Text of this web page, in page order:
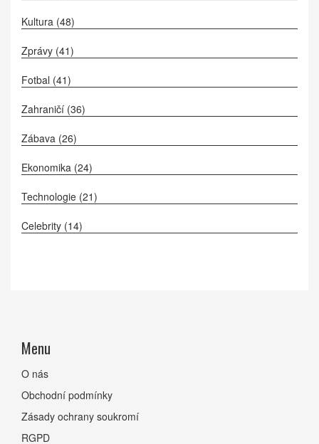
Kultura (48)
Zprávy (41)
Fotbal (41)
Zahraničí (36)
Zábava (26)
Ekonomika (24)
Technologie (21)
Celebrity (14)
Menu
O nás
Obchodní podmínky
Zásady ochrany soukromí
RGPD